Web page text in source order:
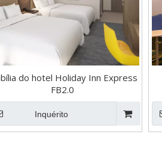
do hotel Holiday Inn Express
FB2.0
Inquérito